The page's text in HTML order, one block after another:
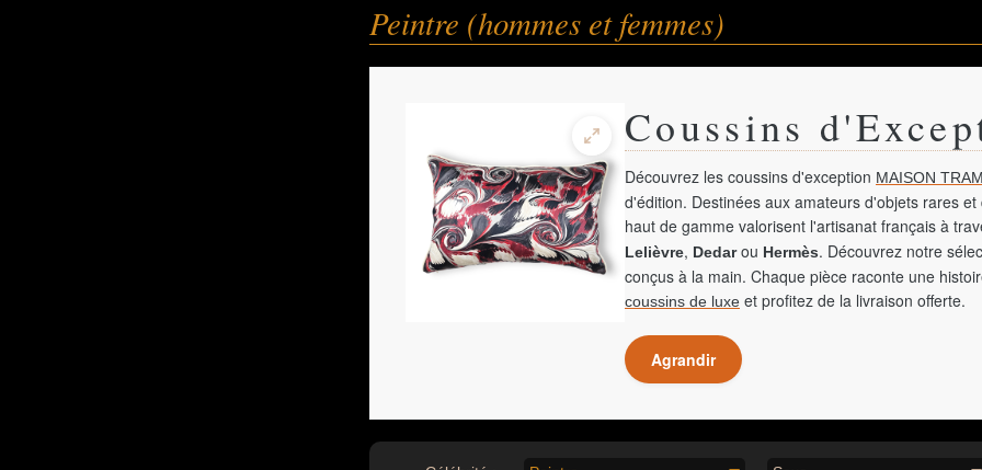
Peintre (hommes et femmes)
Coussins
Découvrez les coussins d'exception MAISON
d'édition. Destinées aux amateurs d'objets rares
haut de gamme valorisent l'artisanat français à
Lelièvre, Dedarou Hermès. Découvrez notre
conçus à la main. Chaque pièce raconte une
coussins de luxe et profitez de la livraison offerte.
Agrandir